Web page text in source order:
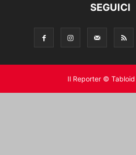
SEGUICI
Il Reporter ©